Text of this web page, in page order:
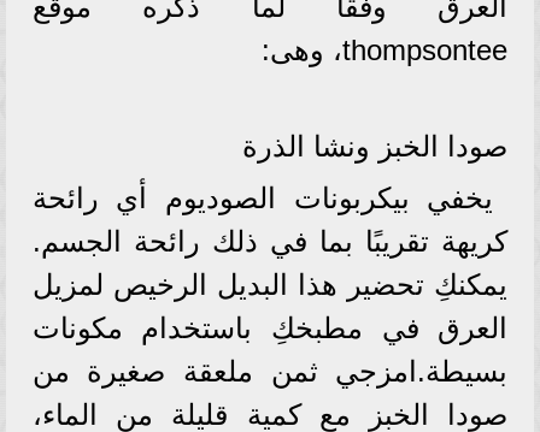
العرق وفقا لما ذكره موقع
thompsontee، وهى:
صودا الخبز ونشا الذرة
يخفي بيكربونات الصوديوم أي رائحة
كريهة تقريبًا بما في ذلك رائحة الجسم.
يمكنكِ تحضير هذا البديل الرخيص لمزيل
العرق في مطبخكِ باستخدام مكونات
بسيطة.امزجي ثمن ملعقة صغيرة من
صودا الخبز مع كمية قليلة من الماء،